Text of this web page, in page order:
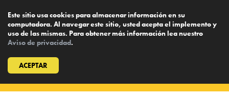
Este sitio usa cookies para almacenar información en su
computadora. Al navegar este sitio, usted acepta el implemento y
uso de las mismas. Para obtener más información lea nuestro
Aviso de privacidad.
ACEPTAR